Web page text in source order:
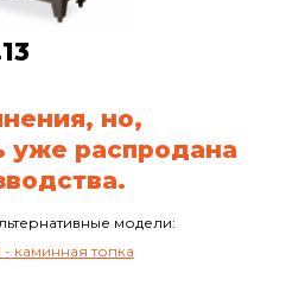
но,
уже распродана
модели:
- каминная топка